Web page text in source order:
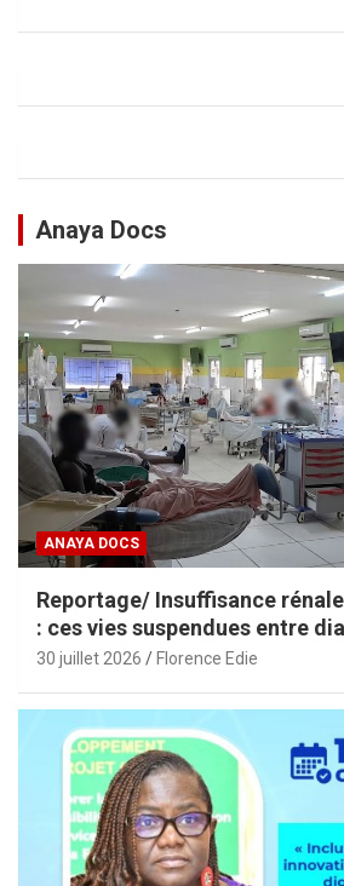
Anaya Docs
ANAYA DOCS
Reportage/ Insuffisance
: ces vies suspendues entre
et espoir
30 juillet 2026 Florence Edie